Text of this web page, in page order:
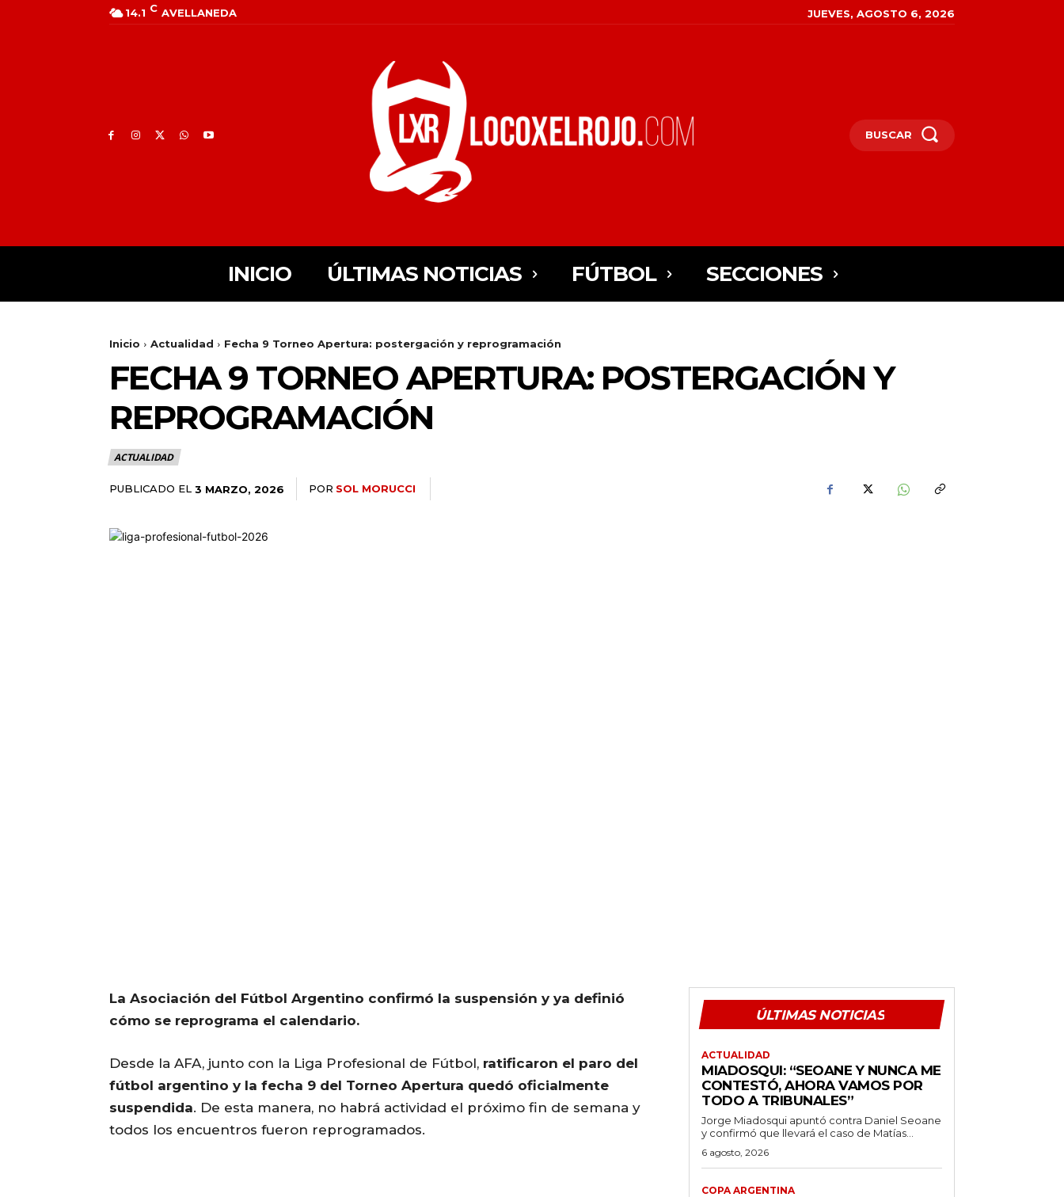
14.1 C AVELLANEDA JUEVES, AGOSTO 6, 2026
BUSCAR
INICIO ÚLTIMAS NOTICIAS FÚTBOL SECCIONES
Inicio Actualidad Fecha 9 Torneo Apertura: postergación y reprogramación
FECHA 9 TORNEO APERTURA: POSTERGACIÓN Y
REPROGRAMACIÓN
ACTUALIDAD
PUBLICADO EL 3 MARZO, 2026 POR SOL MORUCCI
La Asociación del Fútbol Argentino confirmó la suspensión y ya definió
cómo se reprograma el calendario.
Desde la AFA, junto con la Liga Profesional de Fútbol, ratificaron el paro del
fútbol argentino y la fecha 9 del Torneo Apertura quedó oficialmente
suspendida. De esta manera, no habrá actividad el próximo fin de semana y
todos los encuentros fueron reprogramados.
ÚLTIMAS NOTICIAS
ACTUALIDAD
MIADOSQUI: “SEOANE Y NUNCA ME
CONTESTÓ, AHORA VAMOS POR
TODO A TRIBUNALES”
Jorge Miadosqui apuntó contra Daniel Seoane
y confirmó que llevará el caso de Matías...
6 agosto, 2026
COPA ARGENTINA